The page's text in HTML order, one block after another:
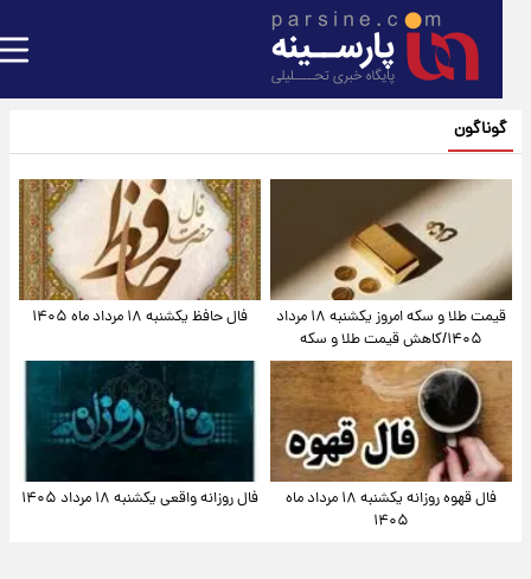
گوناگون
قیمت طلا و سکه امروز یکشنبه ۱۸ مرداد
۱۴۰۵/کاهش قیمت طلا و سکه
فال حافظ یکشنبه ۱۸ مرداد ماه ۱۴۰۵
فال قهوه روزانه یکشنبه ۱۸ مرداد ماه
۱۴۰۵
فال روزانه واقعی یکشنبه ۱۸ مرداد ۱۴۰۵